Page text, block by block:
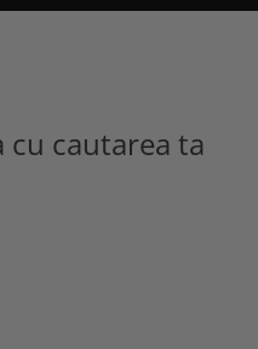
cu cautarea ta